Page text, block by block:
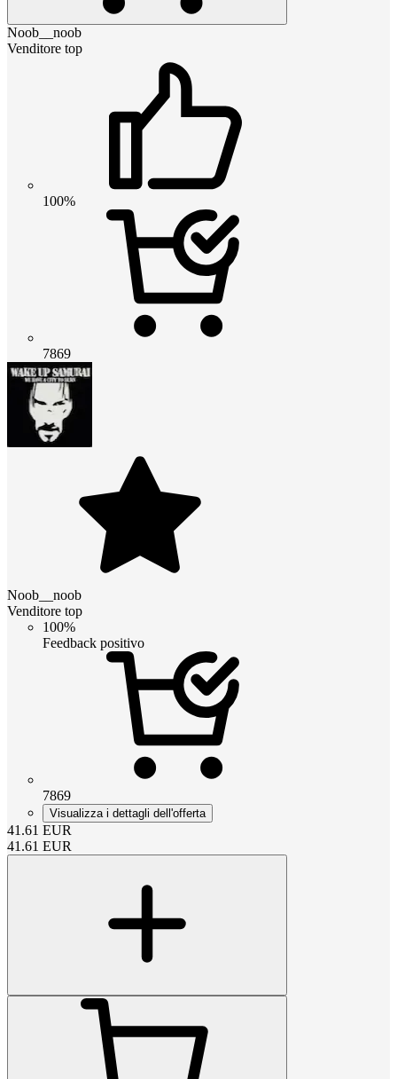
Noob__noob
Venditore top
100%
7869
Noob__noob
Venditore top
100%
Feedback positivo
7869
Visualizza i dettagli dell'offerta
41.61 EUR
41.61 EUR